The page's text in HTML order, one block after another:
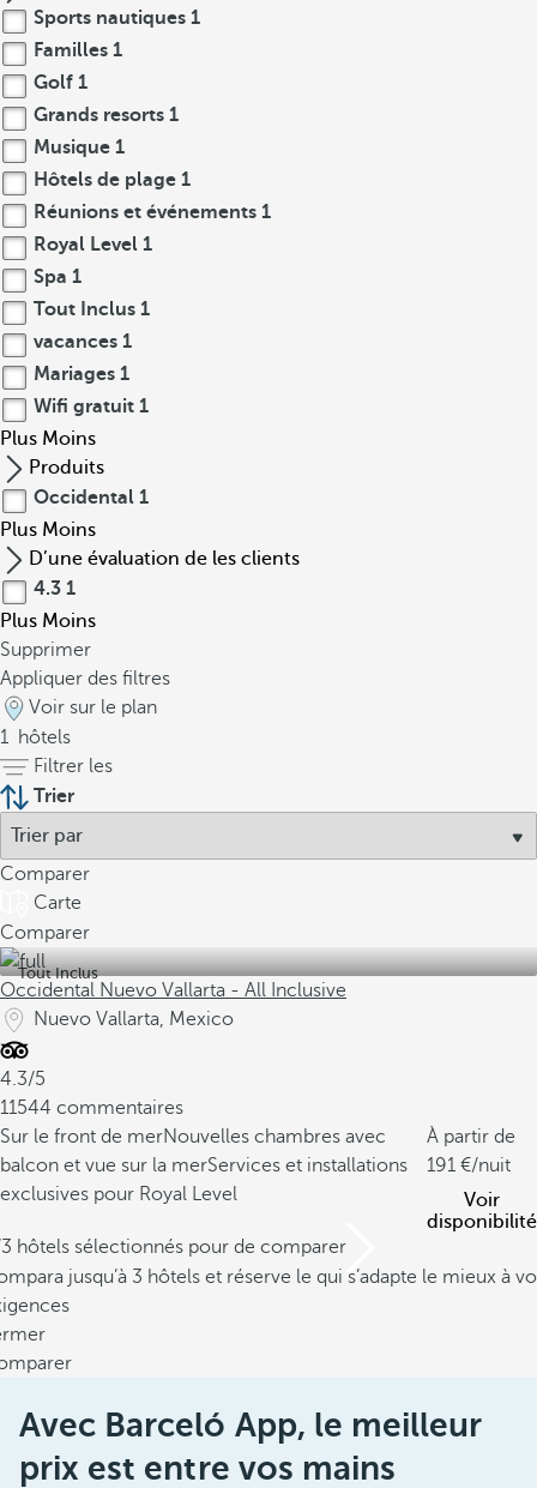
Sports nautiques 1
Familles 1
Golf 1
Grands resorts 1
Musique 1
Hôtels de plage 1
Réunions et événements 1
Royal Level 1
Spa 1
Tout Inclus 1
vacances 1
Mariages 1
Wifi gratuit 1
Plus Moins
Produits
Occidental 1
Plus Moins
D’une évaluation de les clients
4.3 1
Plus Moins
Supprimer
Appliquer des filtres
Voir sur le plan
1 hôtels
Filtrer les
Trier
Comparer
Carte
Comparer
Tout Inclus
Occidental Nuevo Vallarta - All Inclusive
Nuevo Vallarta, Mexico
4.3/5
11544 commentaires
Sur le front de merNouvelles chambres avec
balcon et vue sur la merServices et installations
exclusives pour Royal Level
À partir de
191
/nuit
Voir
disponibilité
hôtels sélectionnés pour de comparer
jusqu’à 3 hôtels et réserve le qui s’adapte le mieux à
Avec Barceló App, le meilleur
prix est entre vos mains